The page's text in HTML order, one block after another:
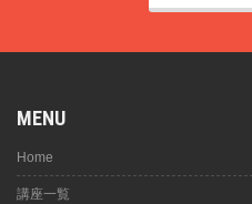
MENU
Home
講座一覧